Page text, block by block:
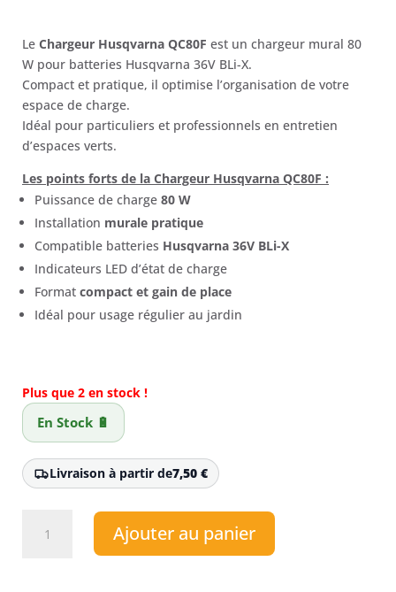
initial
était :
99,00 €.
actuel
est :
81,50 €.
Le Chargeur Husqvarna QC80F est un chargeur mural 80
W pour batteries Husqvarna 36V BLi-X.
Compact et pratique, il optimise l’organisation de votre
espace de charge.
Idéal pour particuliers et professionnels en entretien
d’espaces verts.
Les points forts de la Chargeur Husqvarna QC80F :
Puissance de charge 80 W
Installation murale pratique
Compatible batteries Husqvarna 36V BLi-X
Indicateurs LED d’état de charge
Format compact et gain de place
Idéal pour usage régulier au jardin
Plus que 2 en stock !
En Stock 🔋
Livraison à partir de7,50 €
Ajouter au panier